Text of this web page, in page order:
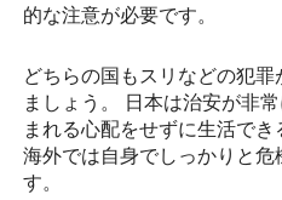
的な注意が必要です。
どちらの国もスリなどの犯
ましょう。 日本は治安が非
まれる心配をせずに生活でき
海外では自身でしっかりと危
す。